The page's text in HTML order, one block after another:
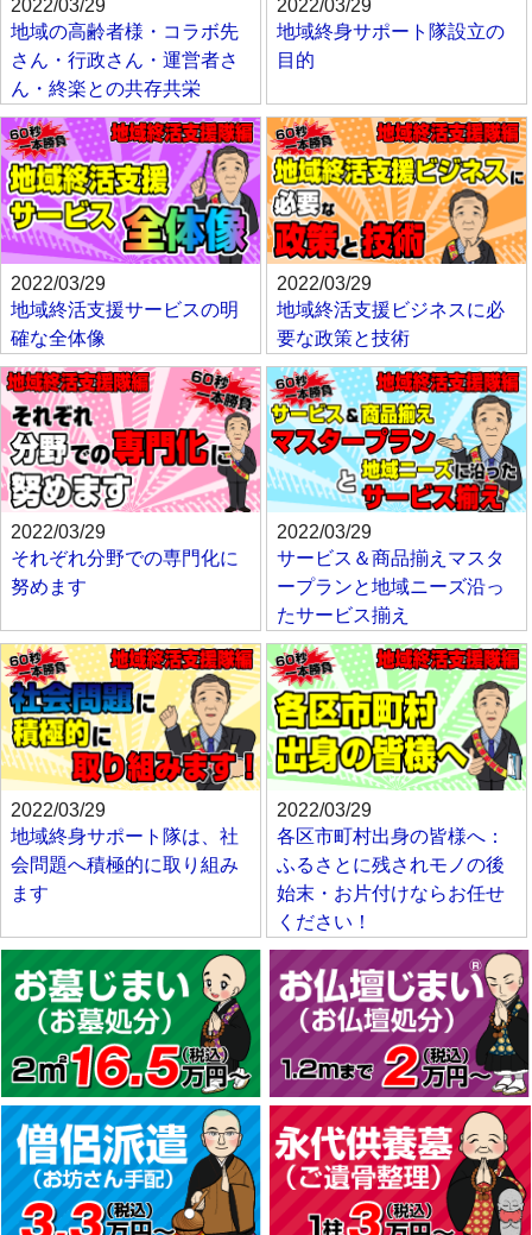
2022/03/29
地域の高齢者様・コラボ先
さん・行政さん・運営者さ
ん・終楽との共存共栄
2022/03/29
地域終身サポート隊設立の
目的
2022/03/29
地域終活支援サービスの明
確な全体像
2022/03/29
地域終活支援ビジネスに必
要な政策と技術
2022/03/29
それぞれ分野での専門化に
努めます
2022/03/29
サービス＆商品揃えマスタ
ープランと地域ニーズ沿っ
たサービス揃え
2022/03/29
地域終身サポート隊は、社
会問題へ積極的に取り組み
ます
2022/03/29
各区市町村出身の皆様へ：
ふるさとに残されモノの後
始末・お片付けならお任せ
ください！